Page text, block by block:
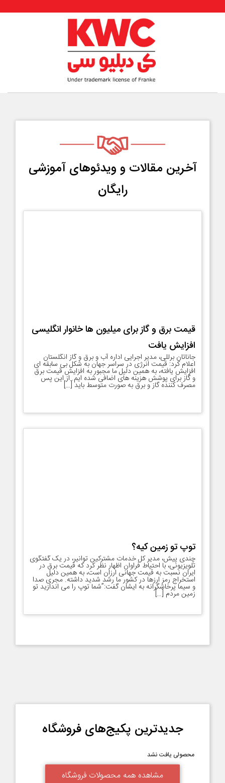
آخرین مقالات و ویدئو‌های آموزشی
رایگان
قیمت برق و گاز برای میلیون ها خانوار انگلیسی
افزایش یافت
جاناتان برللی، مدیر اجرایی اداره آب و برق و گاز انگلستان
اعلام کرد: قیمت انرژی در سراسر جهان به شکل بی سابقه ای
افزایش یافته، به همین دلیل ما مجبور به افزایش قیمت برق
و گاز برای پوشش هزینه های اضافی شده ایم. از این پس
مصرف کننده گاز و برق به صورت متوسط باید […]
توپ تو زمین کیه؟
چندی پیش، مدیر کل خدمات مشترکین توانیر، در یک گفتگوی
تلویزیونی، با احتیاط فراوان اظهار نظر کرد که قیمت برق در
ایران نسبت به قیمت جهانی ارزان است، به همین دلیل
استخراج رمز ارزها در کشور ما رشد شدید داشته. مجری صدا
و سیما پرخاشگرانه به ایشان گفت:”شما توپ را می اندازید تو
زمین مردم […]
جدیدترین پکیج‌های فروشگاه
محصولی یافت نشد
مشاهده همه محصولات فروشگاه